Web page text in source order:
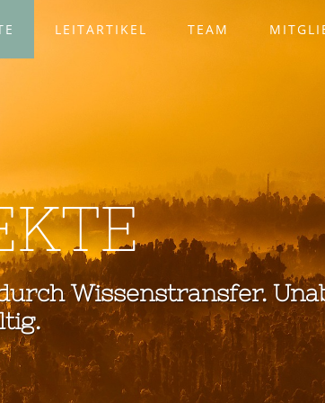
LEITARTIKEL TEAM
Wissenstransfer.